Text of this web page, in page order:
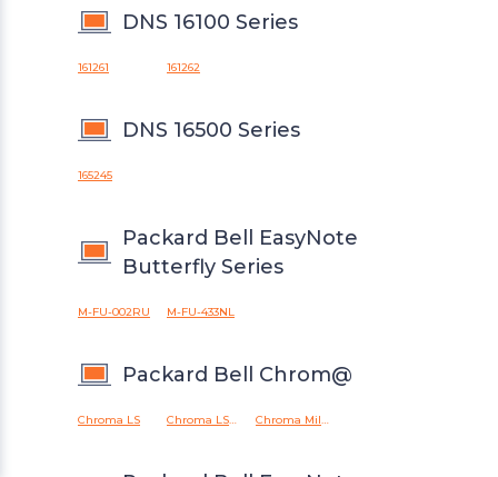
DNS 16100 Series
161261 161262
DNS 16500 Series
165245
Packard Bell EasyNote
Butterfly Series
M-FU-002RU M-FU-433NL
Packard Bell Chrom@
Chroma LS Chroma LSPE Chroma Millenium